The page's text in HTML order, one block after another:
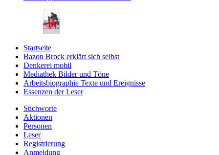
Startseite
Bazon Brock erklärt sich selbst
Denkerei mobil
Mediathek Bilder und Töne
Arbeitsbiographie Texte und Ereignisse
Essenzen der Leser
Stichworte
Aktionen
Personen
Leser
Registrierung
Anmeldung